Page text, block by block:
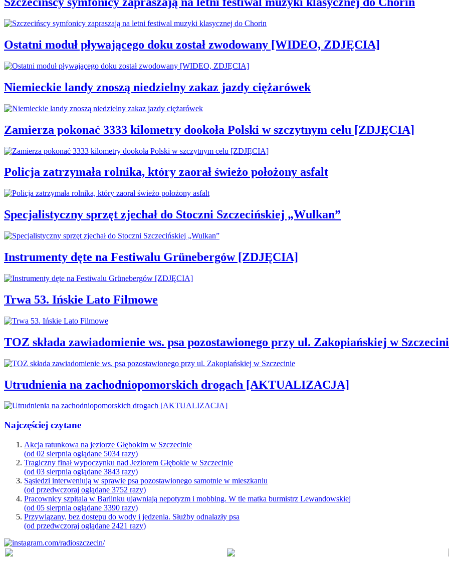
Ostatni moduł pływającego doku został zwodowany [WIDEO, ZDJĘCIA]
Niemieckie landy znoszą niedzielny zakaz jazdy ciężarówek
Zamierza pokonać 3333 kilometry dookoła Polski w szczytnym celu [ZDJĘCIA]
Policja zatrzymała rolnika, który zaorał świeżo położony asfalt
Specjalistyczny sprzęt zjechał do Stoczni Szczecińskiej „Wulkan”
Instrumenty dęte na Festiwalu Grünebergów [ZDJĘCIA]
Trwa 53. Ińskie Lato Filmowe
TOZ składa zawiadomienie ws. psa pozostawionego przy ul. Zakopiańskiej w
Utrudnienia na zachodniopomorskich drogach [AKTUALIZACJA]
Najczęściej czytane
Akcja ratunkowa na jeziorze Głębokim w Szczecinie
(od 02 sierpnia oglądane 5034 razy)
Tragiczny finał wypoczynku nad Jeziorem Głębokie w Szczecinie
(od 03 sierpnia oglądane 3843 razy)
Sąsiedzi interweniują w sprawie psa pozostawionego samotnie w mieszkaniu
(od przedwczoraj oglądane 3752 razy)
Pracownicy szpitala w Barlinku ujawniają nepotyzm i mobbing. W tle matka burmistrz Lewandowskiej
(od 05 sierpnia oglądane 3390 razy)
Przywiązany, bez dostępu do wody i jedzenia. Służby odnalazły psa
(od przedwczoraj oglądane 2421 razy)